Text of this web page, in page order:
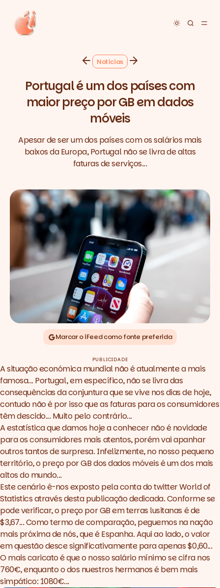
Toggle
Notícias
Portugal é um dos países com
maior preço por GB em dados
móveis
Apesar de ser um dos países com os salários mais
baixos da Europa, Portugal não se livra de altas
faturas de serviços...
Marcar o iFeed como fonte preferida
PUBLICIDADE
A situação económica mundial não é atualmente a mais
famosa... Portugal, em específico, não se livra das
consequências da conjuntura que se vive nos dias de hoje,
contudo não é por isso que as faturas para os consumidores
têm descido... Muito pelo contrário...
A estatística que damos hoje a conhecer não é novidade
para os consumidores mais atentos, porém vai apanhar
outros tantos de surpresa. Infelizmente, no nosso pequeno
território, o preço por GB dos dados móveis é um dos mais
altos do mundo...
Este cenário é-nos exposto pela conta do twitterWorld of
Statisticsatravés destapublicação dedicada. Conforme se
pode verificar, o preço por GB em terras lusitanas é de
$3,67... Como termo de comparação, peguemos na nação
mais próxima de nós, que é Espanha. Aqui ao lado, o valor
em questão desce significativamente para apenas $0,60...
O mais caricato é que o nosso salário mínimo se cifra nos
760€, enquanto o dosnuestros hermanosé bem mais
simpático: 1080€...